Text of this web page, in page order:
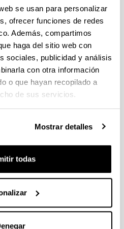
se usan para personalizar
ofrecer funciones de redes
Además, compartimos
haga del sitio web con
sociales, publicidad y análisis
con otra información
o que hayan recopilado a
de sus servicios.
Mostrar detalles
todas
ensayos dinámicos
dinámico